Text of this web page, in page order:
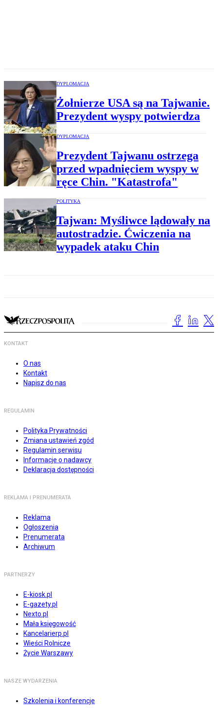
DYPLOMACJA
Żołnierze USA są na Tajwanie.
Prezydent wyspy potwierdza
DYPLOMACJA
Prezydent Tajwanu ostrzega
przed wpadnięciem wyspy w
ręce Chin. "Katastrofa"
POLITYKA
Tajwan: Myśliwce lądowały na
autostradzie. Ćwiczenia na
wypadek ataku Chin
KONTAKT
O nas
Kontakt
Napisz do nas
REGULAMIN
Polityka Prywatności
Zmiana ustawień zgód
Regulamin serwisu
Informacje o nadawcy
Deklaracja dostępności
REKLAMA I PRENUMERATA
Reklama
Ogłoszenia
Prenumerata
Archiwum
PARTNERZY
E-kiosk.pl
E-gazety.pl
Nexto.pl
Mała księgowość
Kancelarierp.pl
Wieści Rolnicze
Życie Warszawy
NASZE WYDARZENIA
Szkolenia i konferencje